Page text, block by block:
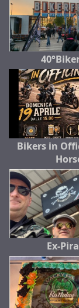
Bikers in
Ex-